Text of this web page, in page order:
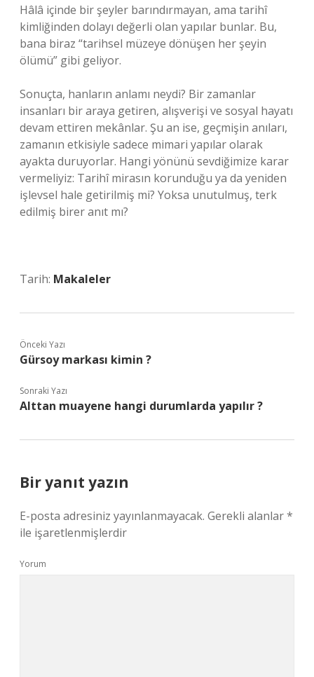
Hâlâ içinde bir şeyler barındırmayan, ama tarihî
kimliğinden dolayı değerli olan yapılar bunlar. Bu,
bana biraz “tarihsel müzeye dönüşen her şeyin
ölümü” gibi geliyor.
Sonuçta, hanların anlamı neydi? Bir zamanlar
insanları bir araya getiren, alışverişi ve sosyal hayatı
devam ettiren mekânlar. Şu an ise, geçmişin anıları,
zamanın etkisiyle sadece mimari yapılar olarak
ayakta duruyorlar. Hangi yönünü sevdiğimize karar
vermeliyiz: Tarihî mirasın korunduğu ya da yeniden
işlevsel hale getirilmiş mi? Yoksa unutulmuş, terk
edilmiş birer anıt mı?
Tarih: Makaleler
Önceki Yazı
Gürsoy markası kimin ?
Sonraki Yazı
Alttan muayene hangi durumlarda yapılır ?
Bir yanıt yazın
E-posta adresiniz yayınlanmayacak. Gerekli alanlar*
ile işaretlenmişlerdir
Yorum